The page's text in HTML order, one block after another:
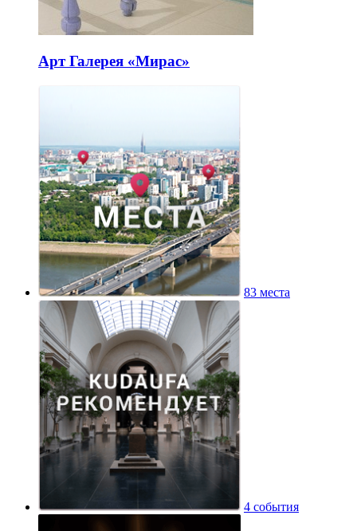
Арт Галерея «Мирас»
83 места
4 события